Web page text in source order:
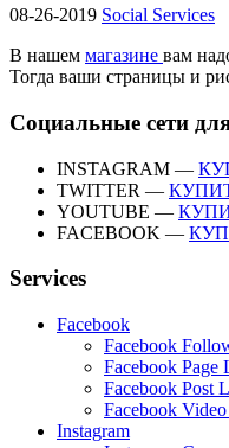
08-26-2019 Social Services
В нашем магазине вам
Тогда ваши страницы и
Социальные сети
INSTAGRAM —
TWITTER —
YOUTUBE —
FACEBOOK —
Services
Facebook
Facebook
Facebook Page
Facebook Post
Facebook
Instagram